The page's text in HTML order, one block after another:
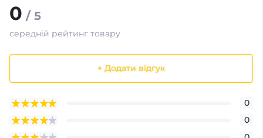
0 / 5
середній рейтинг товару
+ Додати відгук
0
0